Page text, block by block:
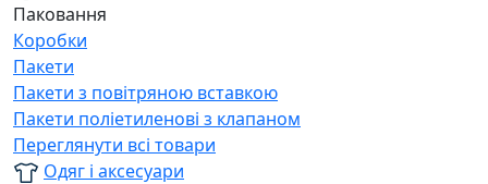
Паковання
Коробки
Пакети
Пакети з повітряною вставкою
Пакети поліетиленові з клапаном
Переглянути всі товари
Одяг і аксесуари